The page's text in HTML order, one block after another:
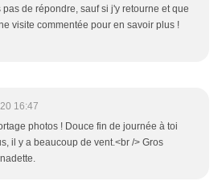
pas de répondre, sauf si j'y retourne et que
visite commentée pour en savoir plus !
16:47
photos ! Douce fin de journée à toi
il y a beaucoup de vent.<br /> Gros